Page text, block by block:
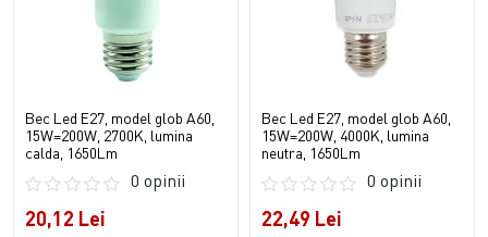
Bec Led E27, model glob A60,
15W=200W, 2700K, lumina
calda, 1650Lm
0 opinii
20,12 Lei
Bec Led E27, model glob A60,
15W=200W, 4000K, lumina
neutra, 1650Lm
0 opinii
22,49 Lei